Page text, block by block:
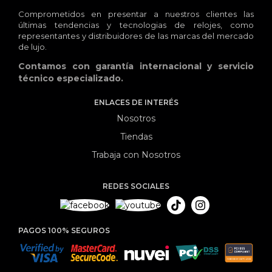
Comprometidos en presentar a nuestros clientes las
últimas tendencias y tecnologias de relojes, como
representantes y distribuidores de las marcas del mercado
de lujo.
Contamos con garantía internacional y servicio
técnico especializado.
ENLACES DE INTERÉS
Nosotros
Tiendas
Trabaja con Nosotros
REDES SOCIALES
PAGOS 100% SEGUROS